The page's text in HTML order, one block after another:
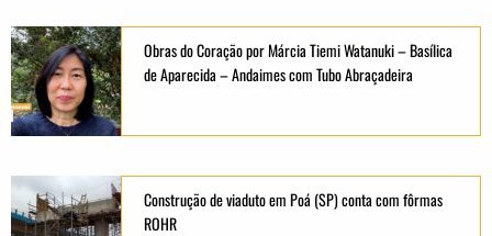
Obras do Coração por Márcia Tiemi Watanuki – Basílica
de Aparecida – Andaimes com Tubo Abraçadeira
Construção de viaduto em Poá (SP) conta com fôrmas
ROHR